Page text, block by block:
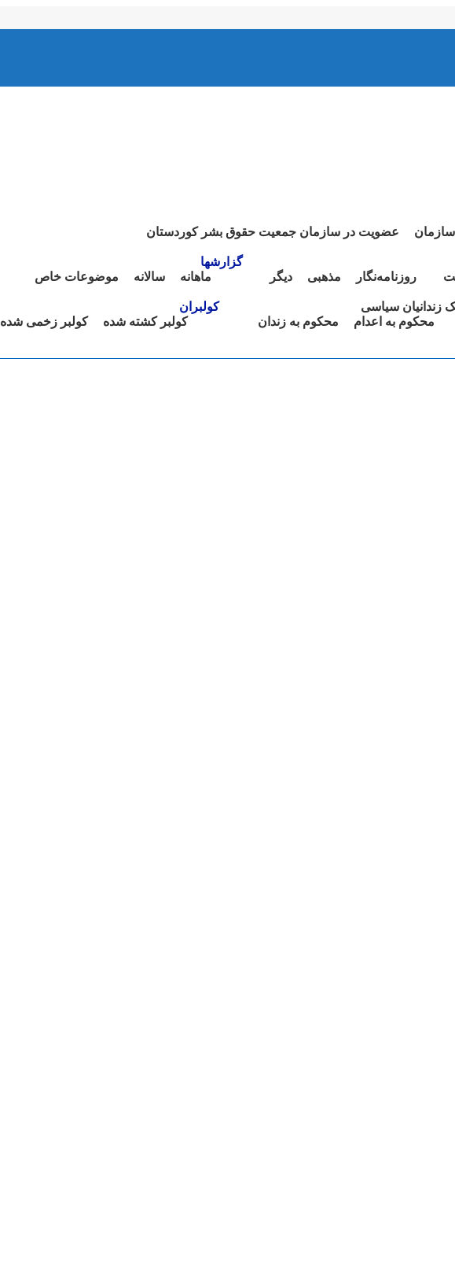
عضویت در سازمان جمعیت حقوق بشر کوردستان
روزنامەنگار مذهبی دیگر
گزارشها
ماهانە
سالانە
موضوعات خاص
زندانیان سیاسی
محکوم بە اعدام
محکوم بە زندان
کولبران
کولبر کشتە شدە
کولبر زخمی شدە